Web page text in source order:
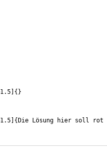
{ }
{ Die Lösung hier soll rot